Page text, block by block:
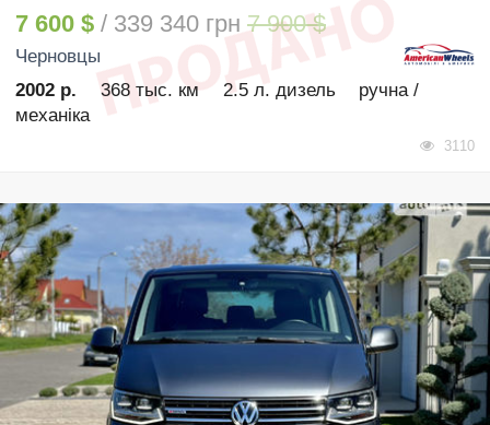
7 600 $ / 339 340 грн 7 900 $
Черновцы
2002 р.
368 тыс. км 2.5 л. дизель
ручна /
механіка
3110